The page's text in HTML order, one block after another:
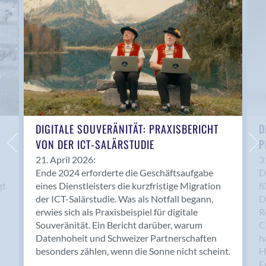
Anwil
Appenzell
Au SG
Baar
Baden
Balsthal
Balzers
Basel
Bassersdorf
Belp
Bendern
Benken (SG)
Bergdietikon
Berlin
Bern
Bern - Liebefeld
DIGITALE SOUVERÄNITÄT: PRAXISBERICHT
VON DER ICT-SALÄRSTUDIE
21. April 2026:
Ende 2024 erforderte die Geschäftsaufgabe
eines Dienstleisters die kurzfristige Migration
der ICT-Salärstudie. Was als Notfall begann,
erwies sich als Praxisbeispiel für digitale
Souveränität. Ein Bericht darüber, warum
Datenhoheit und Schweizer Partnerschaften
besonders zählen, wenn die Sonne nicht scheint.